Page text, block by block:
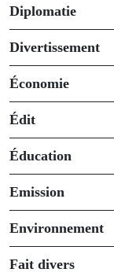
Diplomatie
Divertissement
Économie
Édit
Éducation
Emission
Environnement
Fait divers